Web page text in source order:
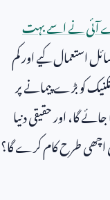
آئی نے اسے بہت
استعمال کیے اور کم
کو بڑے پیمانے پر
گا، اور حقیقی دنیا
ہی اچھی طرح کام کرے گا؟